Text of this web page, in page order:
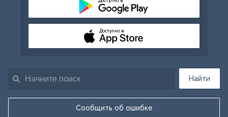
Найти
Сообщить об ошибке
Доступно в